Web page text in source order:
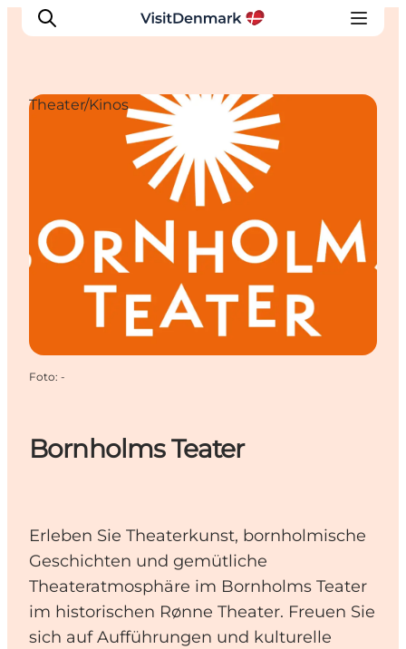
Inspiration
Unterkünfte
Reiseplanung
Bornholms Teater
Erleben Sie Theaterkunst, bornholmische
Geschichten und gemütliche
Theateratmosphäre im Bornholms Teater
im historischen Rønne Theater. Freuen Sie
sich auf Aufführungen und kulturelle
Theater/Kinos
Foto: -